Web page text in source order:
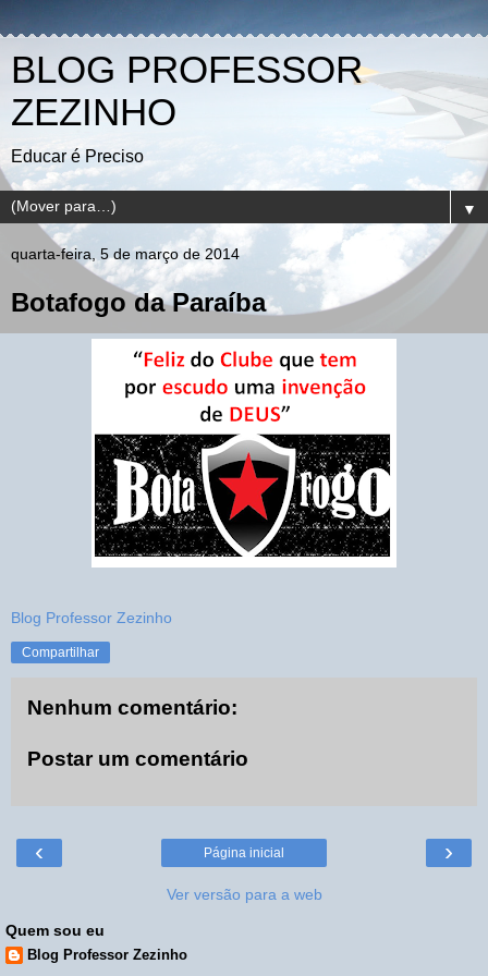
BLOG PROFESSOR
ZEZINHO
Educar é Preciso
▼
quarta-feira, 5 de março de 2014
Botafogo da Paraíba
Blog Professor Zezinho
Compartilhar
Nenhum comentário:
Postar um comentário
‹ ›
Página inicial
Ver versão para a web
Quem sou eu
Blog Professor Zezinho